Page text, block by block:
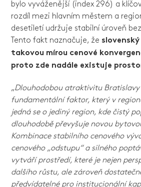
bylo vyváženější (index 296) a
rozdíl mezi hlavním městem a
desetiletí udržuje stabilní úroveň
Tento fakt naznačuje, že
takovou mírou cenové
proto zde nadále existuje
„Dlouhodobou atraktivitu
fundamentální faktor, který v
jedná se o jediný region, kde čistý
dlouhodobě převyšuje novou
Kombinace stabilního cenového
cenového „odstupu“ a silného
vytváří prostředí, které je nejen
dalšího růstu, ale zároveň
předvídatelné pro institucionální